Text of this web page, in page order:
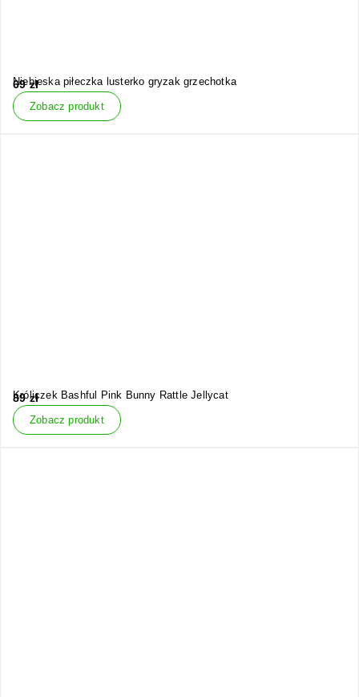
Niebieska piłeczka lusterko gryzak grzechotka
69zł
Zobacz produkt
Króliczek Bashful Pink Bunny Rattle Jellycat
89zł
Zobacz produkt